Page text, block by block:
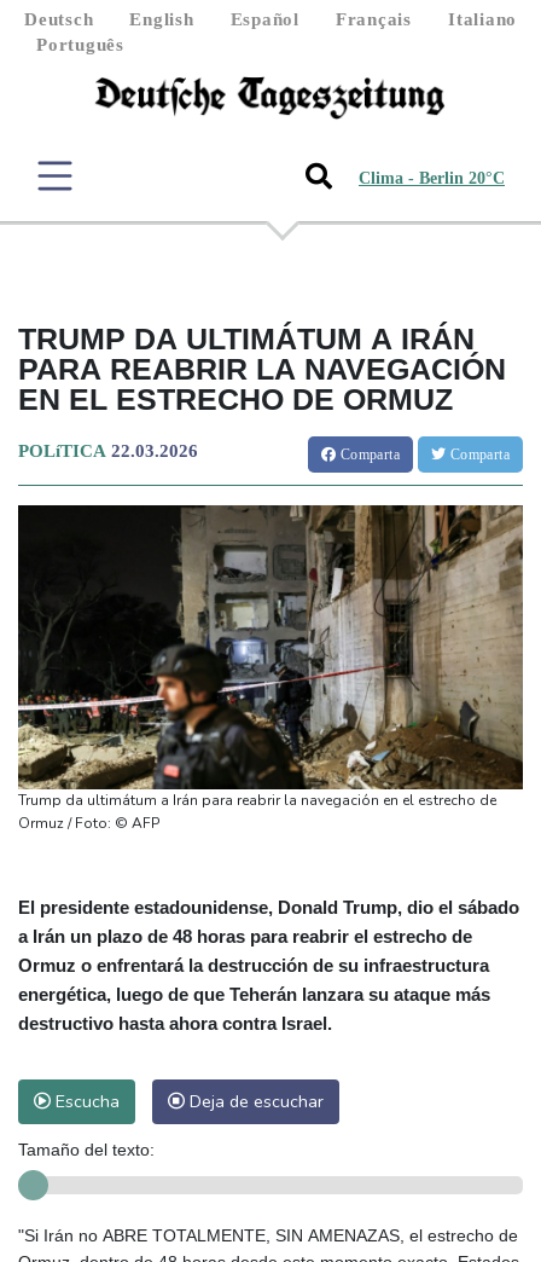
Deutsch English Español Français
Italiano
Português
Clima - Berlin 20°C
TRUMP DA ULTIMÁTUM A IRÁN
PARA REABRIR LA NAVEGACIÓN
EN EL ESTRECHO DE ORMUZ
POLíTICA 22.03.2026 Comparta Comparta
Trump da ultimátum a Irán para reabrir la navegación en el estrecho de
Ormuz / Foto: © AFP
El presidente estadounidense, Donald Trump, dio el sábado
a Irán un plazo de 48 horas para reabrir el estrecho de
Ormuz o enfrentará la destrucción de su infraestructura
energética, luego de que Teherán lanzara su ataque más
destructivo hasta ahora contra Israel.
Escucha Deja de escuchar
Tamaño del texto:
"Si Irán no ABRE TOTALMENTE, SIN AMENAZAS, el estrecho de